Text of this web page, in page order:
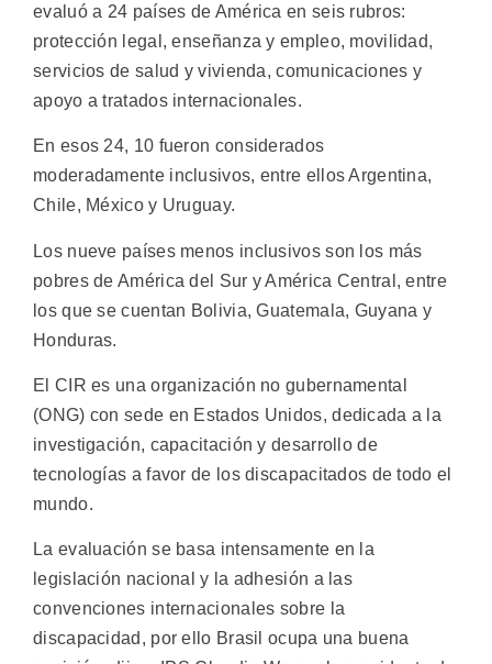
evaluó a 24 países de América en seis rubros:
protección legal, enseñanza y empleo, movilidad,
servicios de salud y vivienda, comunicaciones y
apoyo a tratados internacionales.
En esos 24, 10 fueron considerados
moderadamente inclusivos, entre ellos Argentina,
Chile, México y Uruguay.
Los nueve países menos inclusivos son los más
pobres de América del Sur y América Central, entre
los que se cuentan Bolivia, Guatemala, Guyana y
Honduras.
El CIR es una organización no gubernamental
(ONG) con sede en Estados Unidos, dedicada a la
investigación, capacitación y desarrollo de
tecnologías a favor de los discapacitados de todo el
mundo.
La evaluación se basa intensamente en la
legislación nacional y la adhesión a las
convenciones internacionales sobre la
discapacidad, por ello Brasil ocupa una buena